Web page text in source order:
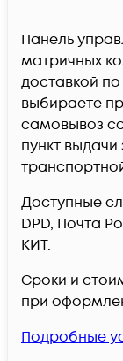
Панель
матричных
доставкой
выбираете
самовывоз
пункт
Доступные
DPD, Почта
КИТ.
Сроки и
при
Подробные